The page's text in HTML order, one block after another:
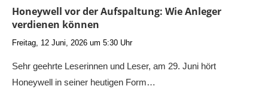
Honeywell vor der Aufspaltung: Wie Anleger
verdienen können
Freitag, 12 Juni, 2026 um 5:30 Uhr
Sehr geehrte Leserinnen und Leser, am 29. Juni hört
Honeywell in seiner heutigen Form…